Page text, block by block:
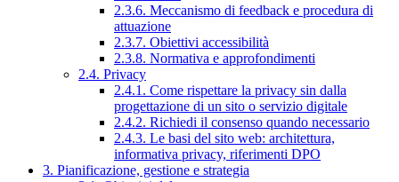
2.3.6. Meccanismo di feedback e procedura di
attuazione
2.3.7. Obiettivi accessibilità
2.3.8. Normativa e approfondimenti
2.4. Privacy
2.4.1. Come rispettare la privacy sin dalla
progettazione di un sito o servizio digitale
2.4.2. Richiedi il consenso quando necessario
2.4.3. Le basi del sito web: architettura,
informativa privacy, riferimenti DPO
3. Pianificazione, gestione e strategia